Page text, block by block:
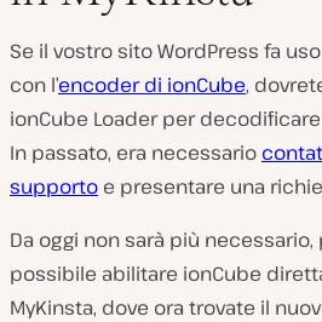
Se il vostro sito WordPress fa
con l’encoder di ionCube,
ionCube Loader per
In passato, era necessario
supporto e presentare una
Da oggi non sarà più
possibile abilitare ionCube
MyKinsta, dove ora trovate il